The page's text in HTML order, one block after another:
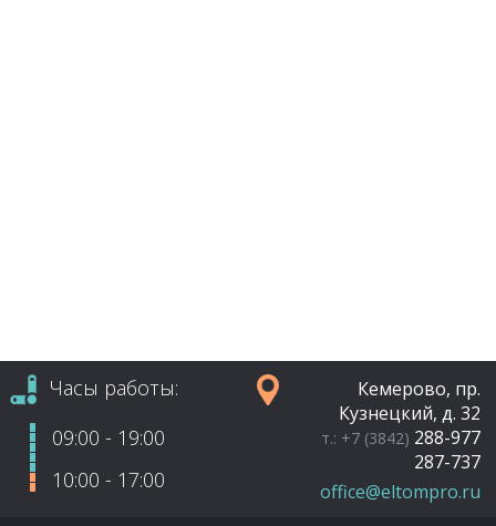
Часы работы:
09:00 - 19:00
10:00 - 17:00
Кемерово, пр.
Кузнецкий, д. 32
т.: +7 (3842) 288-977
287-737
office@eltompro.ru